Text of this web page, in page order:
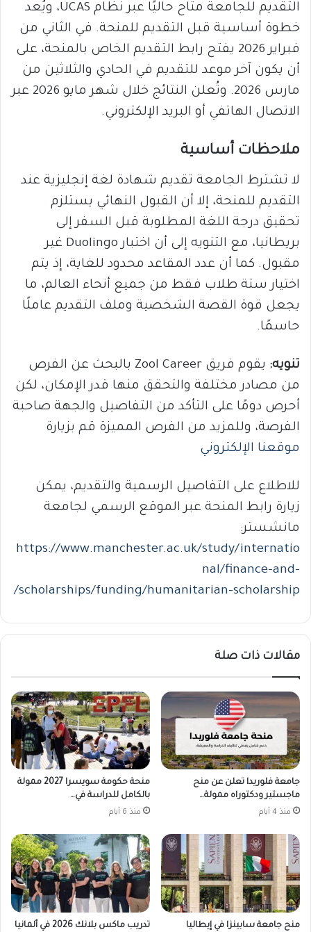
التقديم للجامعة متاح حاليًا عبر نظام UCAS، ويُعد
خطوة أساسية قبل التقديم للمنحة. في الثاني من
فبراير 2026 يفتح رابط التقديم الخاص بالمنحة، على
أن يكون آخر موعد للتقديم في الحادي والثلاثين من
مارس 2026. وتُعلن النتائج خلال شهر مايو 2026 عبر
الاتصال الهاتفي أو البريد الإلكتروني.
ملاحظات أساسية
لا تشترط الجامعة تقديم شهادة لغة إنجليزية عند
التقديم للمنحة، إلا أن القبول النهائي يستلزم
تحقيق درجة اللغة المطلوبة قبل السفر إلى
بريطانيا، مع التنويه إلى أن اختبار Duolingo غير
مقبول. كما أن عدد المقاعد محدود للغاية، إذ يتم
اختيار ستة طلاب فقط من جميع أنحاء العالم، ما
يجعل قوة القصة الشخصية وملف التقديم عاملًا
حاسمًا.
تنويه:
يقوم فريق Zool Career بالبحث عن الفرص
من مصادر مختلفة والتحقق منها قدر الإمكان، لكن
أحرص دومًا على التأكد من التفاصيل والجهة صاحبة
الفرصة، وللمزيد من الفرص المميزة قم بزيارة
موقعنا الإلكتروني
للاطلاع على التفاصيل الرسمية والتقديم، يمكن
زيارة رابط المنحة عبر الموقع الرسمي لجامعة
مانشستر:
https://www.manchester.ac.uk/study/internatio
nal/finance-and-
scholarships/funding/humanitarian-scholarship/
مقالات ذات صلة
جامعة فلوريدا تعلن عن منح
ماجستير ودكتوراه ممولة…
منذ 4 أيام
منحة حكومة سويسرا 2027 ممولة
بالكامل للدراسة في…
منذ 6 أيام
منح جامعة سابينزا في إيطاليا
تدريب ماكس بلانك 2026 في ألمانيا